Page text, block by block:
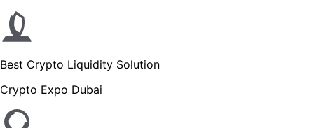
Best Crypto Liquidity Solution
Crypto Expo Dubai